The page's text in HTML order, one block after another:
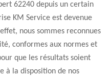
62240 depuis un certain
KM Service est devenue
nous sommes reconnues
conformes aux normes et
que les résultats soient
à la disposition de nos